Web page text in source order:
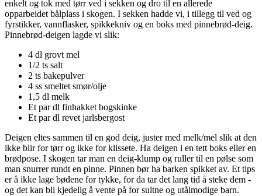
enkelt og tok med tørr ved i sekken og dro til en allerede
opparbeidet bålplass i skogen. I sekken hadde vi, i tillegg til ved og
fyrstikker, vannflasker, spikkekniv og en boks med pinnebrød-deig.
Pinnebrød-deigen lagde vi slik:
4 dl grovt mel
1/2 ts salt
2 ts bakepulver
4 ss smeltet smør/olje
1,5 dl melk
Et par dl finhakket bogskinke
Et par dl revet jarlsbergost
Deigen eltes sammen til en god deig, juster med melk/mel slik at den
ikke blir for tørr og ikke for klissete. Ha deigen i en tett boks eller en
brødpose. I skogen tar man en deig-klump og ruller til en pølse som
man snurrer rundt en pinne. Pinnen bør ha barken spikket av. Et tips
er å ikke lage bødene for tykke, for da tar det lang tid å steke dem -
og det kan bli kjedelig å vente på for sultne og utålmodige barn.